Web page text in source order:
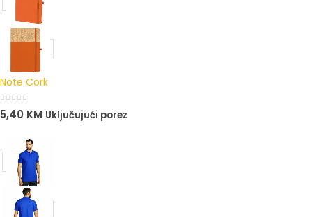
Note Cork
0out of 5
5,40 KM Uključujući porez